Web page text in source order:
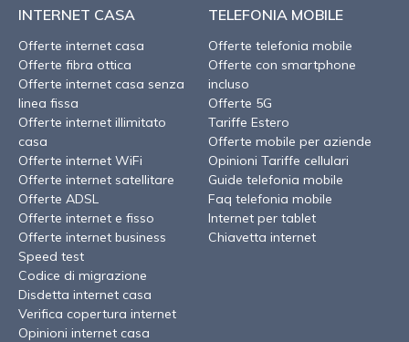
INTERNET CASA
Offerte internet casa
Offerte fibra ottica
Offerte internet casa senza
linea fissa
Offerte internet illimitato
casa
Offerte internet WiFi
Offerte internet satellitare
Offerte ADSL
Offerte internet e fisso
Offerte internet business
Speed test
Codice di migrazione
Disdetta internet casa
Verifica copertura internet
Opinioni internet casa
TELEFONIA MOBILE
Offerte telefonia mobile
Offerte con smartphone
incluso
Offerte 5G
Tariffe Estero
Offerte mobile per aziende
Opinioni Tariffe cellulari
Guide telefonia mobile
Faq telefonia mobile
Internet per tablet
Chiavetta internet